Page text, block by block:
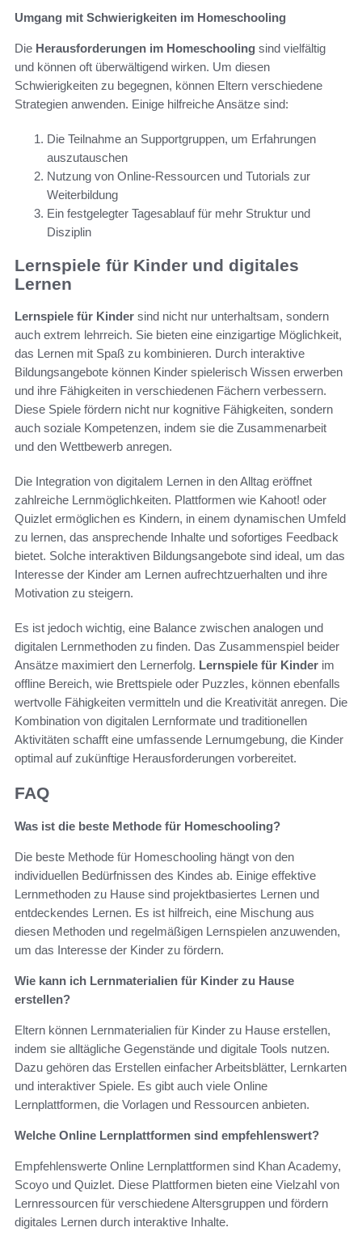
Umgang mit Schwierigkeiten im Homeschooling
Die Herausforderungen im Homeschooling sind vielfältig
und können oft überwältigend wirken. Um diesen
Schwierigkeiten zu begegnen, können Eltern verschiedene
Strategien anwenden. Einige hilfreiche Ansätze sind:
Die Teilnahme an Supportgruppen, um Erfahrungen
auszutauschen
Nutzung von Online-Ressourcen und Tutorials zur
Weiterbildung
Ein festgelegter Tagesablauf für mehr Struktur und
Disziplin
Lernspiele für Kinder und digitales
Lernen
Lernspiele für Kinder sind nicht nur unterhaltsam, sondern
auch extrem lehrreich. Sie bieten eine einzigartige Möglichkeit,
das Lernen mit Spaß zu kombinieren. Durch interaktive
Bildungsangebote können Kinder spielerisch Wissen erwerben
und ihre Fähigkeiten in verschiedenen Fächern verbessern.
Diese Spiele fördern nicht nur kognitive Fähigkeiten, sondern
auch soziale Kompetenzen, indem sie die Zusammenarbeit
und den Wettbewerb anregen.
Die Integration von digitalem Lernen in den Alltag eröffnet
zahlreiche Lernmöglichkeiten. Plattformen wie Kahoot! oder
Quizlet ermöglichen es Kindern, in einem dynamischen Umfeld
zu lernen, das ansprechende Inhalte und sofortiges Feedback
bietet. Solche interaktiven Bildungsangebote sind ideal, um das
Interesse der Kinder am Lernen aufrechtzuerhalten und ihre
Motivation zu steigern.
Es ist jedoch wichtig, eine Balance zwischen analogen und
digitalen Lernmethoden zu finden. Das Zusammenspiel beider
Ansätze maximiert den Lernerfolg. Lernspiele für Kinder im
offline Bereich, wie Brettspiele oder Puzzles, können ebenfalls
wertvolle Fähigkeiten vermitteln und die Kreativität anregen. Die
Kombination von digitalen Lernformate und traditionellen
Aktivitäten schafft eine umfassende Lernumgebung, die Kinder
optimal auf zukünftige Herausforderungen vorbereitet.
FAQ
Was ist die beste Methode für Homeschooling?
Die beste Methode für Homeschooling hängt von den
individuellen Bedürfnissen des Kindes ab. Einige effektive
Lernmethoden zu Hause sind projektbasiertes Lernen und
entdeckendes Lernen. Es ist hilfreich, eine Mischung aus
diesen Methoden und regelmäßigen Lernspielen anzuwenden,
um das Interesse der Kinder zu fördern.
Wie kann ich Lernmaterialien für Kinder zu Hause
erstellen?
Eltern können Lernmaterialien für Kinder zu Hause erstellen,
indem sie alltägliche Gegenstände und digitale Tools nutzen.
Dazu gehören das Erstellen einfacher Arbeitsblätter, Lernkarten
und interaktiver Spiele. Es gibt auch viele Online
Lernplattformen, die Vorlagen und Ressourcen anbieten.
Welche Online Lernplattformen sind empfehlenswert?
Empfehlenswerte Online Lernplattformen sind Khan Academy,
Scoyo und Quizlet. Diese Plattformen bieten eine Vielzahl von
Lernressourcen für verschiedene Altersgruppen und fördern
digitales Lernen durch interaktive Inhalte.